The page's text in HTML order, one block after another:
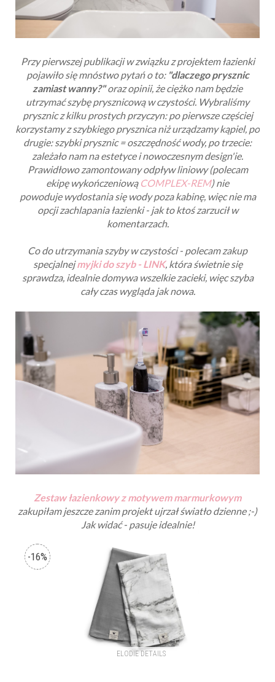
Przy pierwszej publikacji w związku z projektem łazienki
pojawiło się mnóstwo pytań o to: "dlaczego prysznic
zamiast wanny?"oraz opinii, że ciężko nam będzie
utrzymać szybę prysznicową w czystości. Wybraliśmy
prysznic z kilku prostych przyczyn: po pierwsze częściej
korzystamy z szybkiego prysznica niż urządzamy kąpiel, po
drugie: szybki prysznic = oszczędność wody, po trzecie:
zależało nam na estetyce i nowoczesnym design'ie.
Prawidłowo zamontowany odpływ liniowy (polecam
ekipę wykończeniową COMPLEX-REM) nie
powoduje wydostania się wody poza kabinę, więc nie ma
opcji zachlapania łazienki - jak to ktoś zarzucił w
komentarzach.
Co do utrzymania szyby w czystości - polecam zakup
specjalnejmyjki do szyb - LINK, która świetnie się
sprawdza, idealnie domywa wszelkie zacieki, więc szyba
cały czas wygląda jak nowa.
Zestaw łazienkowy z motywem marmurkowym
zakupiłam jeszcze zanim projekt ujrzał światło dzienne ;-)
Jak widać - pasuje idealnie!